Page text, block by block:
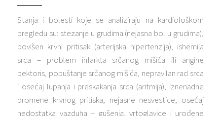
Stanja i bolesti koje se analiziraju na kardiološkom
pregledu su: stezanje u grudima (nejasna bol u grudima),
povišen krvni pritisak (arterijska hipertenzija), ishemija
srca – problem infarkta srčanog mišića ili angine
pektoris, popuštanje srčanog mišića, nepravilan rad srca
i osećaj lupanja i preskakanja srca (aritmija), iznenadne
promene krvnog pritiska, nejasne nesvestice, osećaj
nedostatka vazduha – gušenja, vrtoglavice i urođene